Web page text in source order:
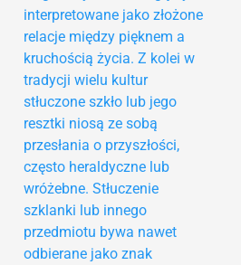
interpretowane jako złożone
relacje między pięknem a
kruchością życia. Z kolei w
tradycji wielu kultur
stłuczone szkło lub jego
resztki niosą ze sobą
przesłania o przyszłości,
często heraldyczne lub
wróżebne. Stłuczenie
szklanki lub innego
przedmiotu bywa nawet
odbierane jako znak